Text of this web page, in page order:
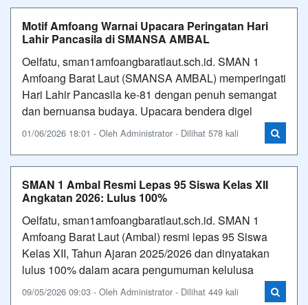
Motif Amfoang Warnai Upacara Peringatan Hari
Lahir Pancasila di SMANSA AMBAL
Oelfatu, sman1amfoangbaratlaut.sch.id. SMAN 1
Amfoang Barat Laut (SMANSA AMBAL) memperingati
Hari Lahir Pancasila ke-81 dengan penuh semangat
dan bernuansa budaya. Upacara bendera digel
01/06/2026 18:01 - Oleh Administrator - Dilihat 578 kali
SMAN 1 Ambal Resmi Lepas 95 Siswa Kelas XII
Angkatan 2026: Lulus 100%
Oelfatu, sman1amfoangbaratlaut.sch.id. SMAN 1
Amfoang Barat Laut (Ambal) resmi lepas 95 Siswa
Kelas XII, Tahun Ajaran 2025/2026 dan dinyatakan
lulus 100% dalam acara pengumuman kelulusa
09/05/2026 09:03 - Oleh Administrator - Dilihat 449 kali